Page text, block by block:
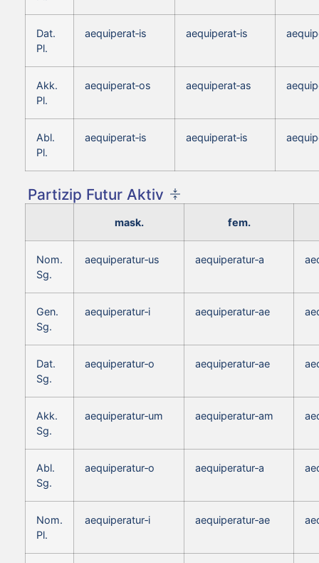
Dat.
Pl.
aequiperat‑is aequiperat‑is
Akk.
Pl.
aequiperat‑os aequiperat‑as
Abl.
Pl.
aequiperat‑is aequiperat‑is
Partizip Futur Aktiv
mask. fem.
Nom.
Sg.
aequiperatur‑us aequiperatur‑a
Gen.
Sg.
aequiperatur‑i aequiperatur‑ae
Dat.
Sg.
aequiperatur‑o aequiperatur‑ae
Akk.
Sg.
aequiperatur‑um aequiperatur‑am
Abl.
Sg.
aequiperatur‑o aequiperatur‑a
Nom.
Pl.
aequiperatur‑i aequiperatur‑ae